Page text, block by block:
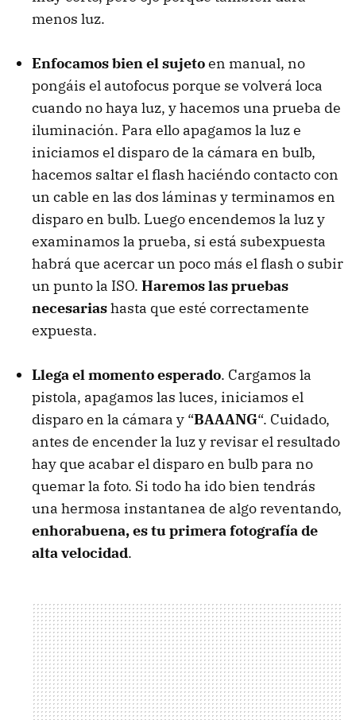
menos luz.
Enfocamos bien el sujetoen manual, no
pongáis el autofocus porque se volverá loca
cuando no haya luz, y hacemos una prueba de
iluminación. Para ello apagamos la luz e
iniciamos el disparo de la cámara en bulb,
hacemos saltar el flash haciéndo contacto con
un cable en las dos láminas y terminamos en
disparo en bulb. Luego encendemos la luz y
examinamos la prueba, si está subexpuesta
habrá que acercar un poco más el flash o subir
un punto la ISO. Haremos las pruebas
necesariashasta que esté correctamente
expuesta.
Llega el momento esperado. Cargamos la
pistola, apagamos las luces, iniciamos el
disparo en la cámara y “BAAANG“. Cuidado,
antes de encender la luz y revisar el resultado
hay que acabar el disparo en bulb para no
quemar la foto. Si todo ha ido bien tendrás
una hermosa instantanea de algo reventando,
enhorabuena, es tu primera fotografía de
alta velocidad.